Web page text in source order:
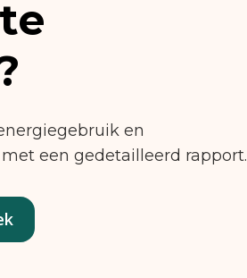
en
een gedetailleerd rapport.